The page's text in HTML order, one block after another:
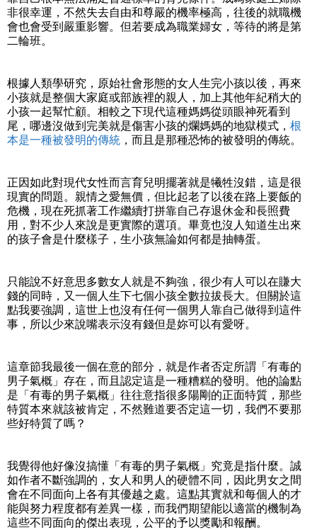
非很幸運，不然失去自由和尊嚴的機率極高，往後的就職機
會也會受到嚴重影響。但若要成為職業婦女，等待的將是第
二輪班。
根據人類學研究，原始社會形態的女人生完小孩以後，再來
小孩就是整個大家庭或部族裡的親人，加上其他年紀稍大的
小孩一起幫忙顧。相較之下現代這種媽媽從頭眼神死看到
尾，哪邊沒做到完美就是傷害小孩的爛媽媽的地獄模式， 根
本是一種被發明的傳統 ，而且是那種恐怖的被發明的傳統。
正因如此對現代女性而言育兒明擺著就是犧牲沒錯，這是很
現實的問題。親情之愛無價，但比起老了以後在路上要飯的
危機，現在死抓著工作繼續打拼靠自己存退休金和長照費
用，對不少人來說是更實際的選項。畢竟也沒人知道生出來
的孩子會是什麼樣子，生小孩無論如何都是抽轉蛋。
只能說不好意思多數女人就是不夠強，很少有人可以在賺大
錢的同時，又一個人生下七個小孩全數拉拔長大。但關於這
點我要強調，這世上也沒有任何一個男人靠自己做得到這件
事，所以少來說嘴表示沒有錢但是妳可以有愛呀。
這章節我最後一個在意的部分，就是作者否定所謂「有毒的
男子氣概」存在，而且認定這是一種糟糕的發明。他的論點
是「有毒的男子氣概」往往意指很多陽剛的正面特質，那些
特質本來就該被肯定，不然難道要否定這一切，我們不要那
些好特質了嗎？
我覺得他好像沒搞懂「有毒的男子氣概」究竟是指什麼。誠
如作者不斷強調的，女人和男人的硬體不同，因此男女之間
會在不同面向上各有其優越之處。這點其實就和每個人的才
能與努力程度都有差異一樣，而我們期望能以適當的機制為
這些不同面向的傑出表現，公平的予以獎勵和報酬。